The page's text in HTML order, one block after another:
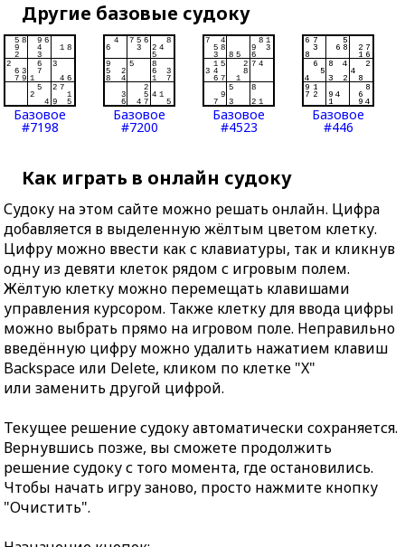
Другие базовые судоку
Базовое
#7198
Базовое
#7200
Базовое
#4523
Базовое
#446
Как играть в онлайн судоку
Судоку на этом сайте можно решать онлайн. Цифра
добавляется в выделенную жёлтым цветом клетку.
Цифру можно ввести как с клавиатуры, так и кликнув
одну из девяти клеток рядом с игровым полем.
Жёлтую клетку можно перемещать клавишами
управления курсором. Также клетку для ввода цифры
можно выбрать прямо на игровом поле. Неправильно
введённую цифру можно удалить нажатием клавиш
Backspace или Delete, кликом по клетке "X"
или заменить другой цифрой.
Текущее решение судоку автоматически сохраняется.
Вернувшись позже, вы сможете продолжить
решение судоку с того момента, где остановились.
Чтобы начать игру заново, просто нажмите кнопку
"Очистить".